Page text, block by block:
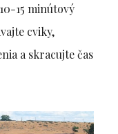
15 minútový
cviky,
a skracujte čas